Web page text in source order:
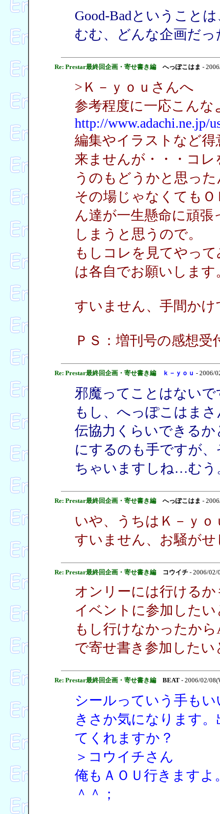
Good-Badということ
むむ、どんな企画だ
Re: Prestar最終回企画・寄せ書き編 へっぽこはま -
>Ｋ－ｙｏｕさんへ
参考程度に一応こん
http://www.adachi.ne.jp/
編集やイラストなど
来ませんが・・・コ
うのもどうかと思っ
その場じゃなくても
ん達が一生懸命に頑
しまうと思うので。
もしコレを見てやっ
は各自でお願いします
すいません、手間か
ＰＳ：増刊号の感想受
Re: Prestar最終回企画・寄せ書き編 ｋ－ｙｏｕ - 2006/
邪魔ってことはないで
もし、へっぽこはま
伝協力くらいできる
にするのも手ですが
ちゃいますしね…むう
Re: Prestar最終回企画・寄せ書き編 へっぽこはま -
いや、うちはＫ－ｙ
すいません、お騒が
Re: Prestar最終回企画・寄せ書き編 コウイチ- 2006/02/
オンリーには行ける
イベントに参加した
もし行けなかったか
で寄せ書き参加した
Re: Prestar最終回企画・寄せ書き編 BEAT- 2006/02/
シールっていう手も
きさか気になります
てくれますか？
＞コウイチさん
俺もＡＯＵ行きます
＾＾；